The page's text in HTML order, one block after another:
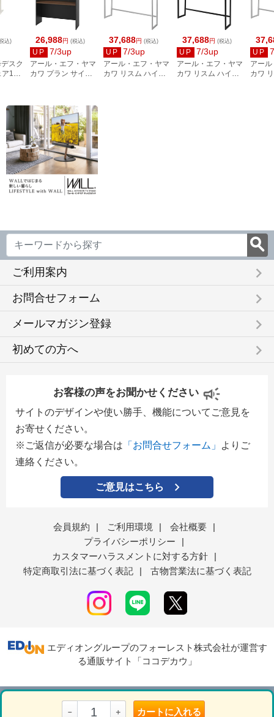
26,988円 (税込)
UP 7/3up
アール・エフ・ヤマ
カワ プラン サイド
RFPSH-1240DM-
BL
37,688円 (税込)
UP 7/3up
アール・エフ・ヤマ
カワ リスム ハイデ
37,688円 (税込)
UP 7/3up
アール・エフ・ヤマ
カワ リスム ハイデ
UP
アー
カワ
込)
スク
1脚
－ ＋ カートに入れる
ご利用案内 keyboard_arrow_right
お問合せフォーム keyboard_arrow_right
メールマガジン登録 keyboard_arrow_right
初めての方へ keyboard_arrow_right
お客様の声をお聞かせください
サイトのデザインや使い勝手、機能についてご意見を
お寄せください。
※ご返信が必要な場合は 「お問合せフォーム」
よりご
連絡ください。
ご意見はこちら
会員規約 | ご利用環境 | 会社概要
|
プライバシーポリシー
|
カスタマーハラスメントに対する方針
|
特定商取引法に基づく表記
| 古物営業法に基づく表記
エディオングループのフォーレスト株式会社が運営す
る通販サイト「ココデカウ」
表示モード ＰＣ スマートフォン